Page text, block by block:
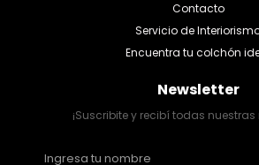
Contacto
Servicio de
Encuentra tu colchón
Newsletter
¡Suscribite y recibí todas